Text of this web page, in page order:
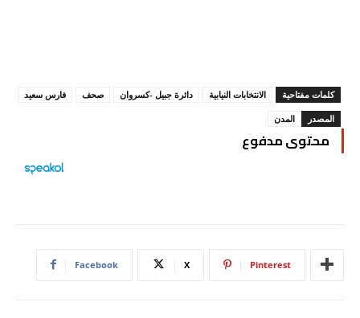
كلمات مفتاحية الانتخابات النيابية دائرة جبيل -كسروان صحف
فارس سعيد
المصدر
المدن
محتوى مدفوع
Facebook X Pinterest